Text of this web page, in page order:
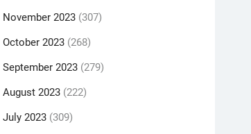
November 2023 (307)
October 2023 (268)
September 2023 (279)
August 2023 (222)
July 2023 (309)